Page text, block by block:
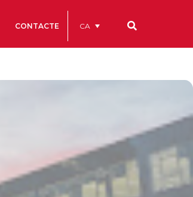
Portal de la Transparència
CONTACTE CA